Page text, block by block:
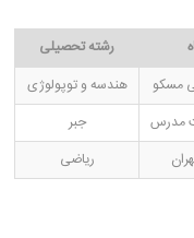
رشته تحصیلی
مسکو
هندسه و توپولوژی
مدرس
جبر
ریاضی